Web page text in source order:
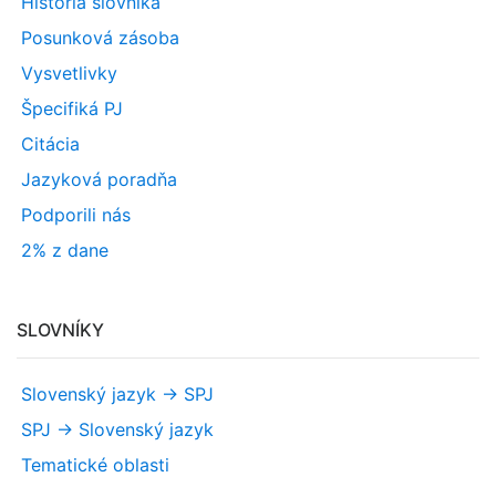
Posunková zásoba
Vysvetlivky
Špecifiká PJ
Citácia
Jazyková poradňa
Podporili nás
2% z dane
SLOVNÍKY
Slovenský jazyk -> SPJ
SPJ -> Slovenský jazyk
Tematické oblasti